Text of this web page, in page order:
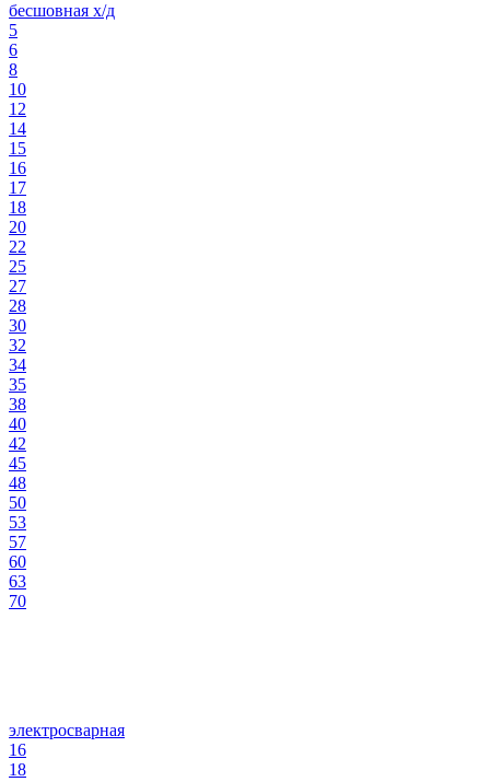
бесшовная х/д
5
6
8
10
12
14
15
16
17
18
20
22
25
27
28
30
32
34
35
38
40
42
45
48
50
53
57
60
63
70
электросварная
16
18